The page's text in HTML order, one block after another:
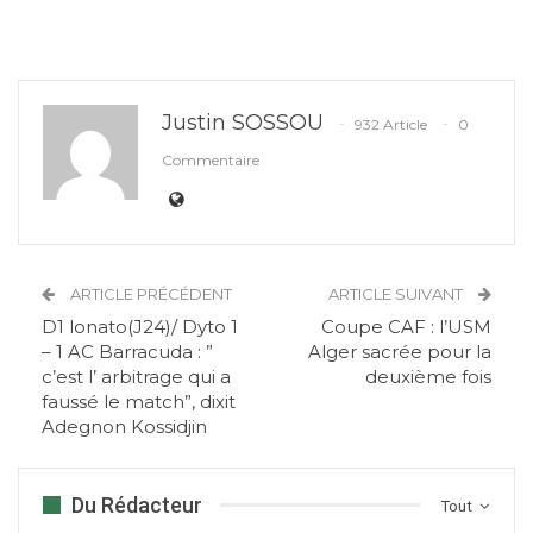
Justin SOSSOU 932 Article
0
Commentaire
ARTICLE PRÉCÉDENT
D1 lonato(J24)/ Dyto 1
– 1 AC Barracuda : ”
c’est l’ arbitrage qui a
faussé le match”, dixit
Adegnon Kossidjin
ARTICLE SUIVANT
Coupe CAF : l’USM
Alger sacrée pour la
deuxième fois
Tout
Du Rédacteur